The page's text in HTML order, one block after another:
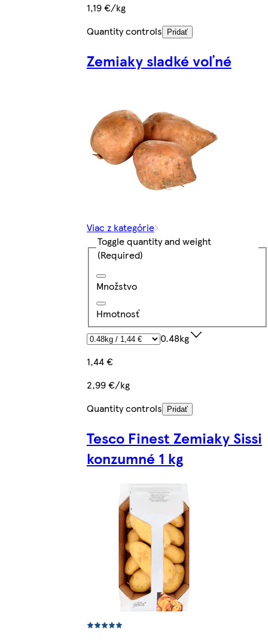
1,19 €/kg
Quantity controls
Pridať
Zemiaky sladké voľné
Viac z kategórie
Toggle quantity and weight
(Required)
Množstvo
Hmotnosť
0.48kg
1,44 €
2,99 €/kg
Quantity controls
Pridať
Tesco Finest Zemiaky Sissi
konzumné 1 kg